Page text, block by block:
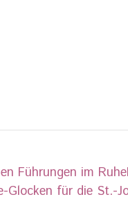
Führungen im
Glocken für die St.-